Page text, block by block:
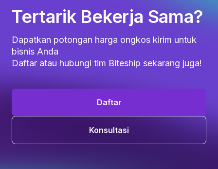
Tertarik Bekerja Sama?
Dapatkan potongan harga ongkos kirim untuk
bisnis Anda
Daftar atau hubungi tim Biteship sekarang juga!
Daftar
Konsultasi